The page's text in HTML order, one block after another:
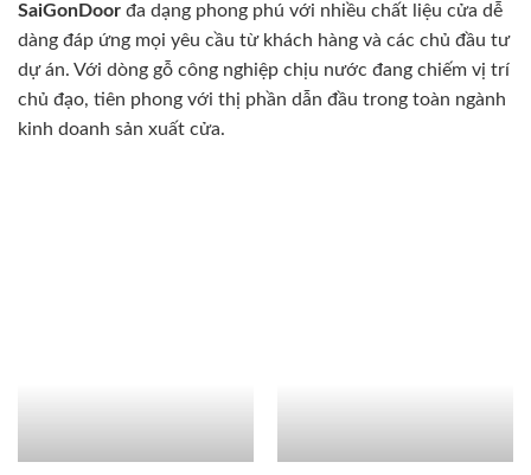
SaiGonDoor đa dạng phong phú với nhiều chất liệu cửa dễ
dàng đáp ứng mọi yêu cầu từ khách hàng và các chủ đầu tư
dự án. Với dòng gỗ công nghiệp chịu nước đang chiếm vị trí
chủ đạo, tiên phong với thị phần dẫn đầu trong toàn ngành
kinh doanh sản xuất cửa.